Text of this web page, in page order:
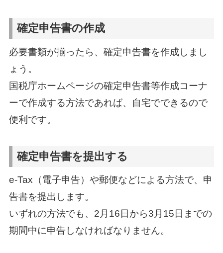
確定申告書の作成
必要書類が揃ったら、確定申告書を作成しまし
ょう。
国税庁ホームページの確定申告書等作成コーナ
ーで作成する方法であれば、自宅でできるので
便利です。
確定申告書を提出する
e-Tax（電子申告）や郵便などによる方法で、申
告書を提出します。
いずれの方法でも、2月16日から3月15日までの
期間中に申告しなければなりません。